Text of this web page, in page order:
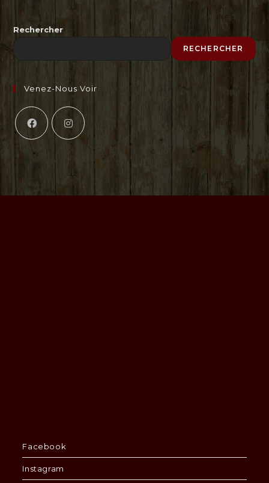
Rechercher
RECHERCHER
Venez-Nous Voir
Facebook
Instagram